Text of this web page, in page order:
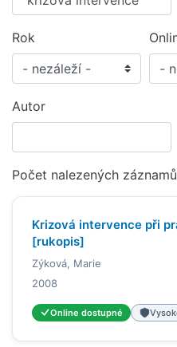
Rok
Autor
Počet nalezených
Krizová intervence při
[rukopis]
Zýková, Marie
2008
Online dostupné